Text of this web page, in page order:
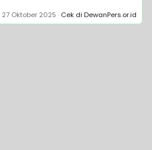
27 Oktober 2025 · Cek di DewanPers.or.id